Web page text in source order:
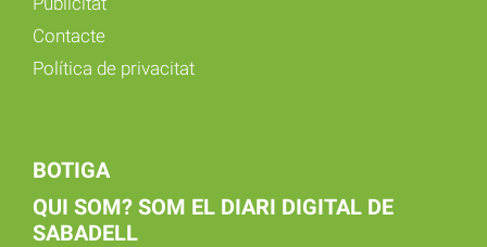
Contacte
Política de privacitat
BOTIGA
QUI SOM? SOM EL DIARI DIGITAL DE
SABADELL